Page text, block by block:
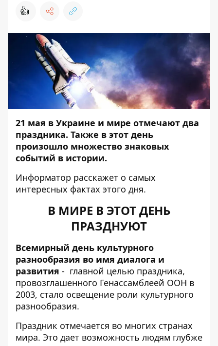
👍
21 мая в Украине и мире отмечают два
праздника. Также в этот день
произошло множество знаковых
событий в истории.
Информатор расскажет о самых
интересных фактах этого дня.
В МИРЕ В ЭТОТ ДЕНЬ
ПРАЗДНУЮТ
Всемирный день культурного
разнообразия во имя диалога и
развития - главной целью праздника,
провозглашенного Генассамблеей ООН в
2003, стало освещение роли культурного
разнообразия.
Праздник отмечается во многих странах
мира. Это дает возможность людям глубже